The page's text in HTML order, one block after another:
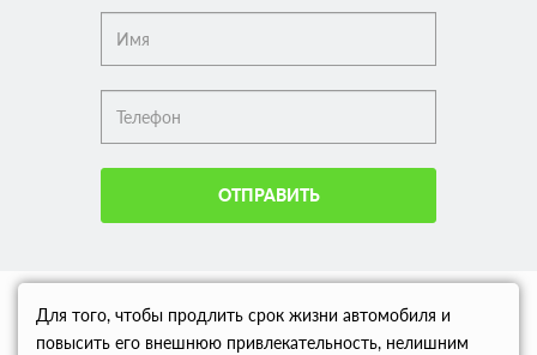
ОТПРАВИТЬ
Для того, чтобы продлить срок жизни автомобиля и
повысить его внешнюю привлекательность, нелишним